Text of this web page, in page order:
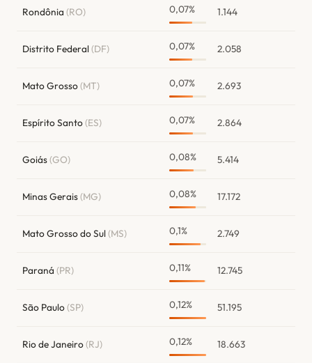
Rondônia (RO) 0,07% 1.144
Distrito Federal(DF) 0,07% 2.058
Mato Grosso(MT) 0,07% 2.693
Espírito Santo(ES) 0,07% 2.864
Goiás(GO) 0,08% 5.414
Minas Gerais(MG) 0,08% 17.172
Mato Grosso do Sul(MS) 0,1% 2.749
Paraná (PR) 0,11% 12.745
São Paulo(SP) 0,12% 51.195
Rio de Janeiro(RJ) 0,12% 18.663